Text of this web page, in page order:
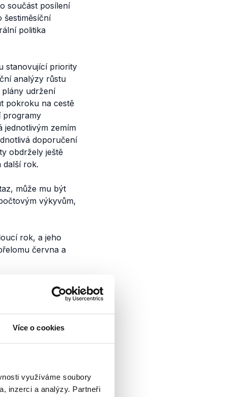
Více o cookies
využíváme soubory
inzerci a analýzy. Partneři
součást posílení
šestiměsíční
politika
stanovující priority
analýzy růstu
udržení
pokroku na cestě
programy
jednotlivým zemím
doporučení
obdržely ještě
další rok.
může mu být
výkyvům,
rok, a jeho
června a
škrty -
Moravce ke
sám v první